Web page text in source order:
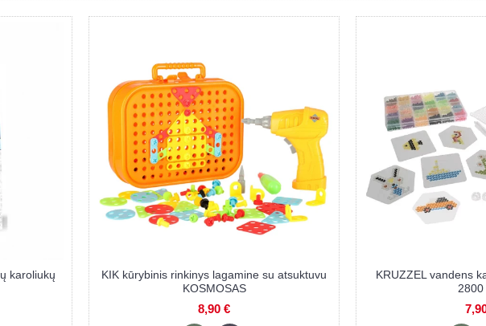
KIK kūrybinis rinkinys lagamine su atsuktuvu
KOSMOSAS
KRUZZEL vandens karoliukai su priedais,
2800 vnt.